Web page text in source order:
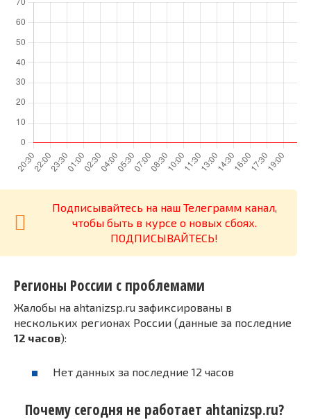
Подписывайтесь на наш Телеграмм канал,
чтобы быть в курсе о новых сбоях.
ПОДПИСЫВАЙТЕСЬ!
Регионы России с проблемами
Жалобы на ahtanizsp.ru зафиксированы в
нескольких регионах России (данные за последние
12 часов):
Нет данных за последние 12 часов
Почему сегодня не работает ahtanizsp.ru?